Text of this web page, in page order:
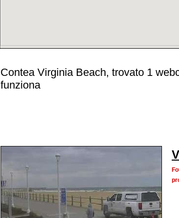
Contea Virginia Beach, trovato 1
funziona